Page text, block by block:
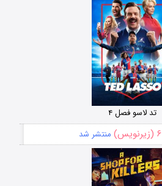
تد لاسو فصل ۴
۶ (زیرنویس) منتشر شد